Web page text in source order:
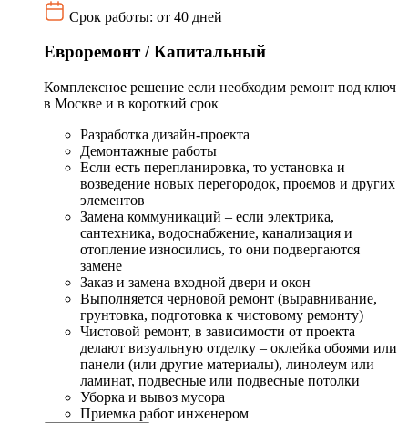
Срок работы: от 40 дней
Евроремонт / Капитальный
Комплексное решение если необходим ремонт под ключ
в Москве и в короткий срок
Разработка дизайн-проекта
Демонтажные работы
Если есть перепланировка, то установка и
возведение новых перегородок, проемов и других
элементов
Замена коммуникаций – если электрика,
сантехника, водоснабжение, канализация и
отопление износились, то они подвергаются
замене
Заказ и замена входной двери и окон
Выполняется черновой ремонт (выравнивание,
грунтовка, подготовка к чистовому ремонту)
Чистовой ремонт, в зависимости от проекта
делают визуальную отделку – оклейка обоями или
панели (или другие материалы), линолеум или
ламинат, подвесные или подвесные потолки
Уборка и вывоз мусора
Приемка работ инженером